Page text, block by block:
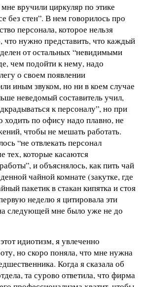
вручили циркуляр по этике
без стен”. В нем говорилось про
персонала, которое нельзя
что нужно представить, что каждый
от остальных “невидимыми
чем подойти к нему, надо
о своем появлении
иным звуком, но ни в коем случае
неведомый составитель учил,
к персоналу”, но при
ходить по офису надо плавно, не
чтобы не мешать работать.
“не отвлекать персонал
тех, которые касаются
и объяснялось, как пить чай
чайной комнате (закутке, где
пакетик в стакан кипятка и стоя
неделю я цитировала эти
следующей мне было уже не до
идиотизм, я увлеченно
но скоро поняла, что мне нужна
Когда я сказала об
та сурово ответила, что фирма